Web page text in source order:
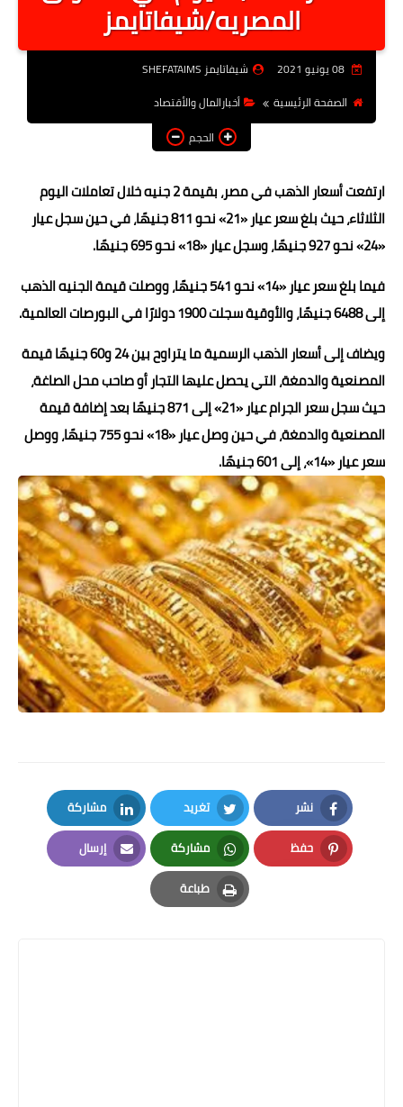
أخبار الرياصة
الطب البديل
خدمات
اخبار فنيه
التعليم
الصحه
الطقس
معلومه قانونيه
تكنولوجيا المعلومات
حوادث وقضايا
الصحه والجمال
فن المطبخ
مقالات
المصريه/شيفاتايمز
08 يونيو 2021
شيفاتايمز SHEFATAIMS
الصفحة الرئيسية
أخبارالمال والأقتصاد
الحجم
ارتفعت أسعار الذهب في مصر، بقيمة 2 جنيه خلال تعاملات اليوم
الثلاثاء، حيث بلغ سعر عيار «21» نحو 811 جنيهًا، في حين سجل عيار
«24» نحو 927 جنيهًا، وسجل عيار «18» نحو 695 جنيهًا.
فيما بلغ سعر عيار «14» نحو 541 جنيهًا، ووصلت قيمة الجنيه الذهب
إلى 6488 جنيهًا، والأوقية سجلت 1900 دولارًا في البورصات العالمية.
ويضاف إلى أسعار الذهب الرسمية ما يتراوح بين 24 و60 جنيهًا قيمة
المصنعية والدمغة، التي يحصل عليها التجار أو صاحب محل الصاغة،
حيث سجل سعر الجرام عيار «21» إلى 871 جنيهًا بعد إضافة قيمة
المصنعية والدمغة، في حين وصل عيار «18» نحو 755 جنيهًا، ووصل
سعر عيار «14»، إلى 601 جنيهًا.
نشر
Facebook
تغريد
Twitter
مشاركة
LinkedIn
حفظ
Pinterest
مشاركة
Whatsapp
إرسال
Email
طباعة
Print